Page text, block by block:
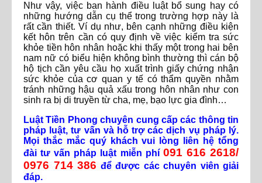
Như vậy, việc ban hành điều luật bổ sung hay có
những hướng dẫn cụ thể trong trường hợp này là
rất cần thiết. Ví dụ như, bên cạnh những điều kiện
kết hôn trên cần có quy định về việc kiểm tra sức
khỏe tiền hôn nhân hoặc khi thấy một trong hai bên
nam nữ có biểu hiện không bình thường thì cán bộ
hộ tịch cần yêu cầu họ xuất trình giấy chứng nhận
sức khỏe của cơ quan y tế có thẩm quyền nhằm
tránh những hậu quả xấu trong hôn nhân như con
sinh ra bị di truyền từ cha, mẹ, bạo lực gia đình…
Luật Tiền Phong chuyên cung cấp các thông tin
pháp luật, tư vấn và hỗ trợ các dịch vụ pháp lý.
Mọi thắc mắc quý khách vui lòng liên hệ tổng
đài tư vấn pháp luật miễn phí 091 616 2618/
0976 714 386 để được các chuyên viên giải
đáp.